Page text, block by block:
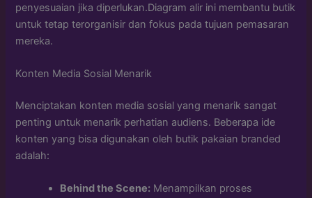
penyesuaian jika diperlukan.Diagram alir ini membantu butik
untuk tetap terorganisir dan fokus pada tujuan pemasaran
mereka.
Konten Media Sosial Menarik
Menciptakan konten media sosial yang menarik sangat
penting untuk menarik perhatian audiens. Beberapa ide
konten yang bisa digunakan oleh butik pakaian branded
adalah:
Behind the Scene: Menampilkan proses